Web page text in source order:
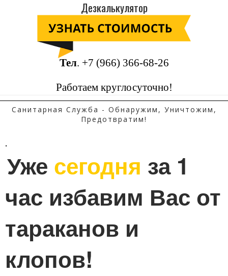
Дезкалькулятор
Тел. +7 (966) 366-68-26
Работаем круглосуточно!
Санитарная Служба - Обнаружим, Уничтожим,
Предотвратим!
.
Уже сегодня за 1
час избавим Вас от
тараканов и
клопов!